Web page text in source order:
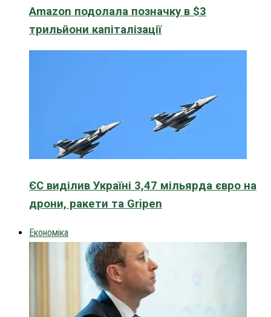
Amazon подолала позначку в $3
трильйони капіталізації
ЄС виділив Україні 3,47 мільярда євро на
дрони, ракети та Gripen
Економіка